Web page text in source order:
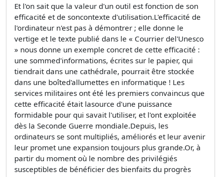
Et l'on sait que la valeur d'un outil est fonction de son
efficacité et de soncontexte d'utilisation.L'efficacité de
l'ordinateur n'est pas à démontrer ; elle donne le
vertige et le texte publié dans le « Courrier del'Unesco
» nous donne un exemple concret de cette efficacité :
une sommed'informations, écrites sur le papier, qui
tiendrait dans une cathédrale, pourrait être stockée
dans une boîted'allumettes en informatique ! Les
services militaires ont été les premiers convaincus que
cette efficacité était lasource d'une puissance
formidable pour qui savait l'utiliser, et l'ont exploitée
dès la Seconde Guerre mondiale.Depuis, les
ordinateurs se sont multipliés, améliorés et leur avenir
leur promet une expansion toujours plus grande.Or, à
partir du moment où le nombre des privilégiés
susceptibles de bénéficier des bienfaits du progrès